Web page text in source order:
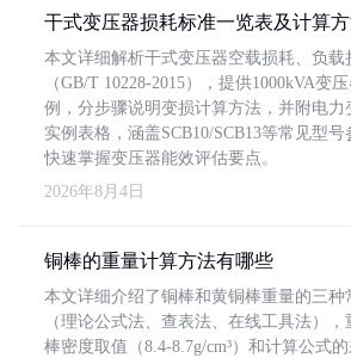
干式变压器损耗标准一览表及计算
本文详细解析干式变压器空载损耗、负载
（GB/T 10228-2015），提供1000kVA变
例，分步骤说明变损计算方法，并附电力
实例表格，涵盖SCB10/SCB13等常见型
快速掌握变压器能效评估要点。
2026年8月4日
铜棒的重量计算方法有哪些
本文详细介绍了铜棒和黄铜棒重量的三种
（理论公式法、查表法、在线工具法）
棒密度取值（8.4-8.7g/cm³）和计算公式